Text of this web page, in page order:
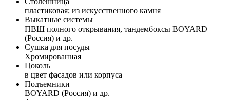
пластиковая; из искусственного камня
Выкатные системы
ПВШ полного открывания, тандембоксы BOYARD
(Россия) и др.
Сушка для посуды
Хромированная
Цоколь
в цвет фасадов или корпуса
Подъемники
BOYARD (Россия) и др.